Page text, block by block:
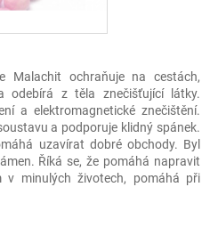
Malachit ochraňuje na cestách,
odebírá z těla znečišťující látky.
a elektromagnetické znečištění.
a podporuje klidný spánek.
uzavírat dobré obchody. Byl
Říká se, že pomáhá napravit
v minulých životech, pomáhá při